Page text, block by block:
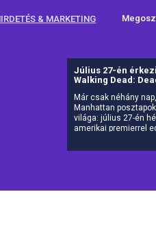
& MARKETING
Július 27-én
Walking Dead:
Már csak néhány
Manhattan
világa: július 27-én
amerikai premierrel
debütál itthon is az